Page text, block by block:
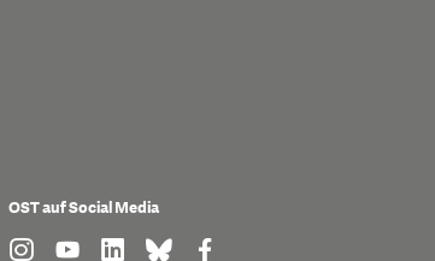
OST auf Social Media
find us on: instagram
find us on: youtube
find us on: linkedin
find us on: bluesky
find us on: facebook